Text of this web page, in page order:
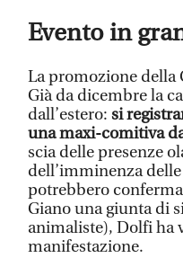
Evento in
La promozione della
Già da dicembre la
dall’estero: si
una maxi-comitiva
scia delle presenze
dell’imminenza
potrebbero
Giano una giunta di
animaliste), Dolfi ha
manifestazione.